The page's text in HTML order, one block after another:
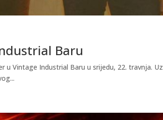
Baru
u Vintage Industrial Baru u srijedu, 22. travnja. Uz